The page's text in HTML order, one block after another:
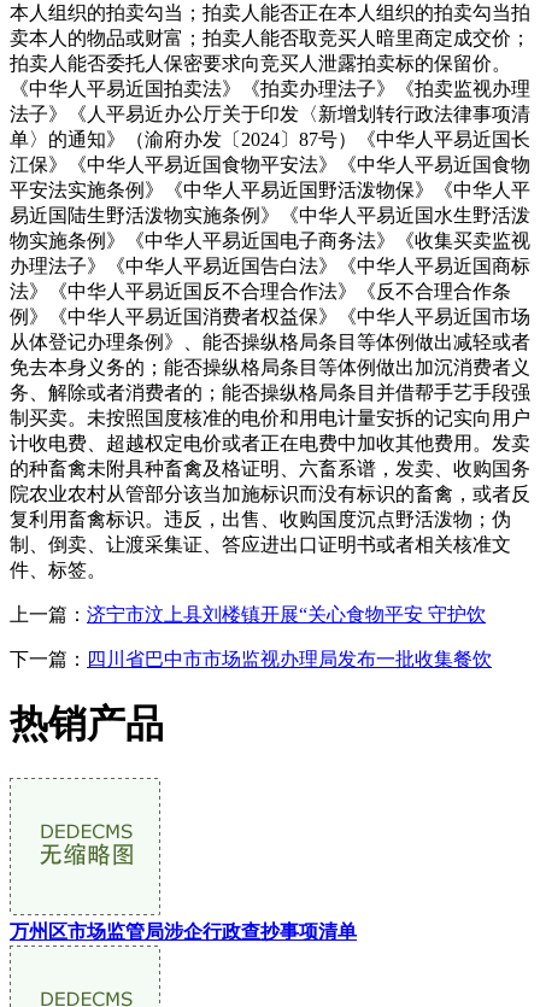
本人组织的拍卖勾当；拍卖人能否正在本人组织的拍卖勾当拍
卖本人的物品或财富；拍卖人能否取竞买人暗里商定成交价；
拍卖人能否委托人保密要求向竞买人泄露拍卖标的保留价。
《中华人平易近国拍卖法》《拍卖办理法子》《拍卖监视办理
法子》《人平易近办公厅关于印发〈新增划转行政法律事项清
单〉的通知》（渝府办发〔2024〕87号）《中华人平易近国长
江保》《中华人平易近国食物平安法》《中华人平易近国食物
平安法实施条例》《中华人平易近国野活泼物保》《中华人平
易近国陆生野活泼物实施条例》《中华人平易近国水生野活泼
物实施条例》《中华人平易近国电子商务法》《收集买卖监视
办理法子》《中华人平易近国告白法》《中华人平易近国商标
法》《中华人平易近国反不合理合作法》《反不合理合作条
例》《中华人平易近国消费者权益保》《中华人平易近国市场
从体登记办理条例》、能否操纵格局条目等体例做出减轻或者
免去本身义务的；能否操纵格局条目等体例做出加沉消费者义
务、解除或者消费者的；能否操纵格局条目并借帮手艺手段强
制买卖。未按照国度核准的电价和用电计量安拆的记实向用户
计收电费、超越权定电价或者正在电费中加收其他费用。发卖
的种畜禽未附具种畜禽及格证明、六畜系谱，发卖、收购国务
院农业农村从管部分该当加施标识而没有标识的畜禽，或者反
复利用畜禽标识。违反，出售、收购国度沉点野活泼物；伪
制、倒卖、让渡采集证、答应进出口证明书或者相关核准文
件、标签。
上一篇： 济宁市汶上县刘楼镇开展“关心食物平安 守护饮
下一篇： 四川省巴中市市场监视办理局发布一批收集餐饮
热销产品
万州区市场监管局涉企行政查抄事项清单